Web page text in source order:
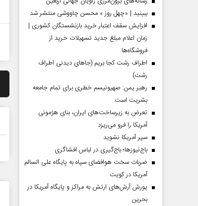
ببینید | «چهل روز » محسن چاووشی منتشر شد
افزایش سقف اعتبار خرید بازنشستگان کشوری |
زمان اعلام مبلغ جدید تسهیلات خرید از
فروشگاه‌ها
اطراف رشت کجا بریم (جاهای دیدنی اطراف
رشت)
رهبر یمن: صهیونیسم خطری برای تمام جامعه
بشریت است
تعرض به زیرساخت‌های ایران، بنای هژمونی
آمریکا را فرو می‌ریزد
سپر آمریکا نشوید
باج‌نیوزها؛ باج‌گیری در لباس افشاگری
ضربات سخت هوافضای سپاه به پایگاه علی السالم
آمریکا در کویت
یورش آرش‌های ارتش به مراکز و پایگاه‌ آمریکا در
بحرین